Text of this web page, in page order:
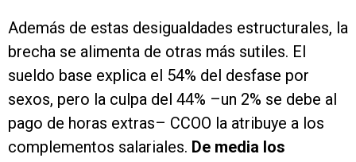
Además de estas desigualdades estructurales, la
brecha se alimenta de otras más sutiles. El
sueldo base explica el 54% del desfase por
sexos, pero la culpa del 44% –un 2% se debe al
pago de horas extras– CCOO la atribuye a los
complementos salariales. De media los